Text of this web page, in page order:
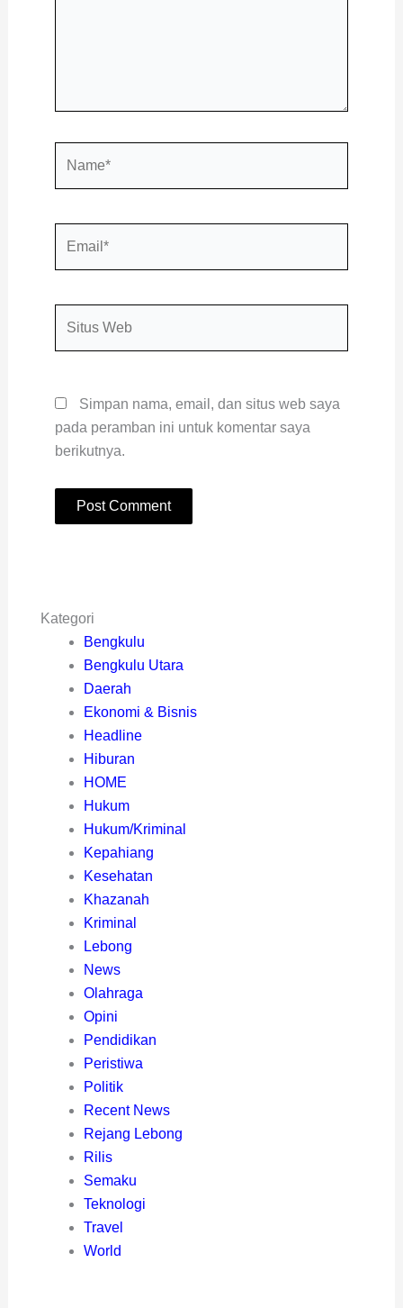
Simpan nama, email, dan situs web saya
pada peramban ini untuk komentar saya
berikutnya.
Kategori
Bengkulu
Bengkulu Utara
Daerah
Ekonomi & Bisnis
Headline
Hiburan
HOME
Hukum
Hukum/Kriminal
Kepahiang
Kesehatan
Khazanah
Kriminal
Lebong
News
Olahraga
Opini
Pendidikan
Peristiwa
Politik
Recent News
Rejang Lebong
Rilis
Semaku
Teknologi
Travel
World